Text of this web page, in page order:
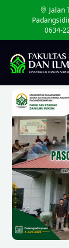
Jalan
0634-